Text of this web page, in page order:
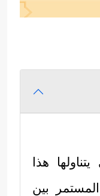
هذا
بين